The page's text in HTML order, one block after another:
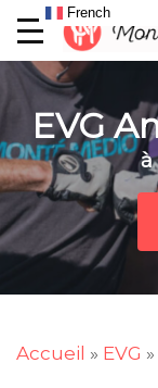
EVG
à
Accueil » EVG »
French